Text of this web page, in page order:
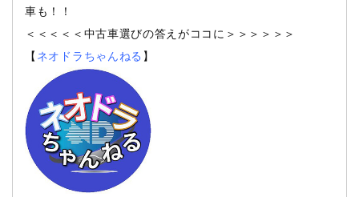
車も！！
＜＜＜＜＜中古車選びの答えがココに＞＞＞＞＞＞
【 ネオドラちゃんねる 】